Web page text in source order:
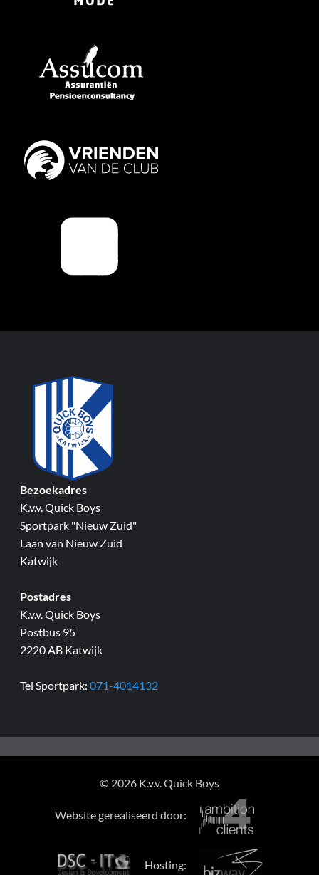
Bezoekadres
K.v.v. Quick Boys
Sportpark "Nieuw Zuid"
Laan van Nieuw Zuid
Katwijk
Postadres
K.v.v. Quick Boys
Postbus 95
2220 AB Katwijk
Tel Sportpark: 071-4014132
© 2026 K.v.v. Quick Boys
Website gerealiseerd door:
Hosting: